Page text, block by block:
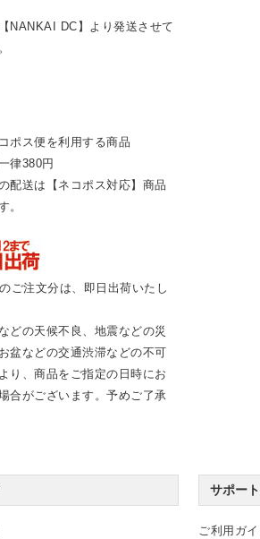
NANKAI DC】より発送させて
ポス便を利用する商品
律380円
配送は【ネコポス対応】商品
。
のご注文分は、即日出荷いたし
どの天候不良、地震などの災
盆などの交通渋滞などの不可
り、商品をご指定の日時にお
合がございます。予めご了承
サポート
ご利用ガ